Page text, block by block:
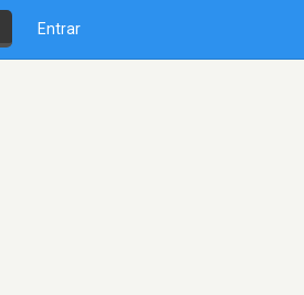
Entrar